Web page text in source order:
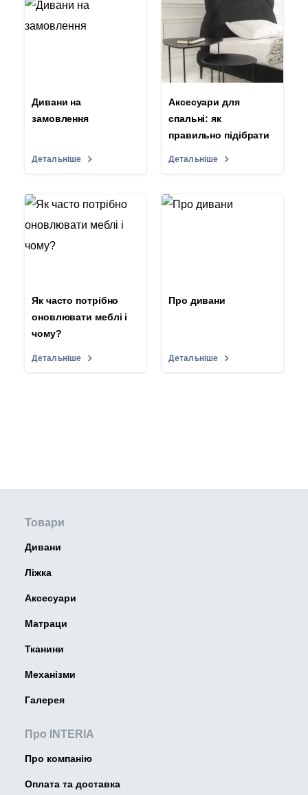
Дивани на
замовлення
Детальніше
Аксесуари для
спальні: як
правильно підібрати
Детальніше
Як часто потрібно
оновлювати меблі і
чому?
Детальніше
Про дивани
Детальніше
Товари
Дивани
Ліжка
Аксесуари
Матраци
Тканини
Механізми
Галерея
Про INTERIA
Про компанію
Оплата та доставка